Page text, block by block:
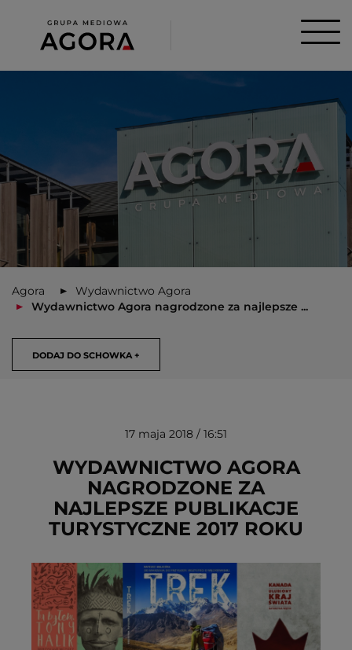
Agora
Wydawnictwo Agora
Wydawnictwo Agora nagrodzone za najlepsze ...
DODAJ DO SCHOWKA +
USUŃ ZE SCHOWKA
17 maja 2018 / 16:51
WYDAWNICTWO AGORA
NAGRODZONE ZA
NAJLEPSZE PUBLIKACJE
TURYSTYCZNE 2017 ROKU